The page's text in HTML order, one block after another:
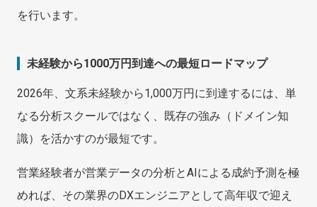
を行います。
未経験から1000万円到達への最短ロードマップ
2026年、文系未経験から1,000万円に到達するには、単
なる分析スクールではなく、既存の強み（ドメイン知
識）を活かすのが最短です。
営業経験者が営業データの分析とAIによる成約予測を極
めれば、その業界のDXエンジニアとして高年収で迎え